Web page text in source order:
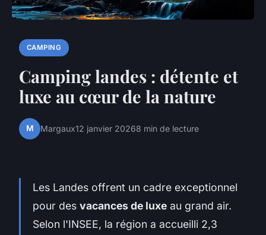
CAMPING
Camping landes : détente et
luxe au cœur de la nature
M Margaux12 janvier 20268 min de lecture
Les Landes offrent un cadre exceptionnel
pour des vacances de luxe au grand air.
Selon l'INSEE, la région a accueilli 2,3